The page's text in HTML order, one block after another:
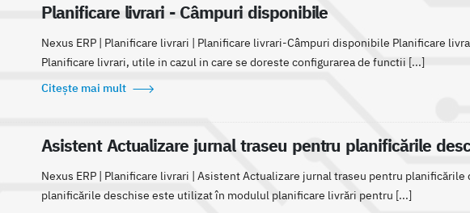
Planificare livrari - Câmpuri disponibile
Nexus ERP | Planificare livrari | Planificare livrari-Câmpuri disponibile Planificare
Planificare livrari, utile in cazul in care se doreste configurarea de functii [...]
Citește mai mult
Asistent Actualizare jurnal traseu pentru planificările
Nexus ERP | Planificare livrari | Asistent Actualizare jurnal traseu pentru
planificările deschise este utilizat în modulul planificare livrări pentru [...]